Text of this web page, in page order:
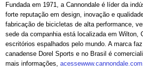
Fundada em 1971, a Cannondale é líder da
forte reputação em design, inovação e
fabricação de bicicletas de alta performance,
sede da companhia está localizada em Wilton,
escritórios espalhados pelo mundo. A marca
canadense Dorel Sports e no Brasil é
mais informações,